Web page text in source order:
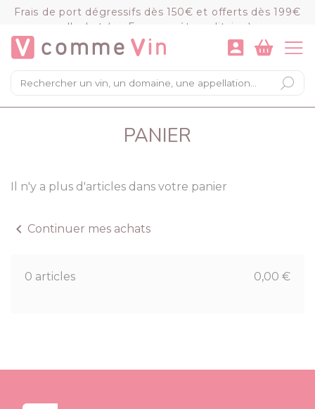
Frais de port dégressifs dès 150€ et offerts dès 199€
d'achat (en France métropolitaine)
×
Mon panier
Chargement du panier...
VOIR LE PANIER COMMANDER
PANIER
Il n'y a plus d'articles dans votre panier
chevron_left Continuer mes achats
0 articles 0,00 €
Panneau de gestion des cookies